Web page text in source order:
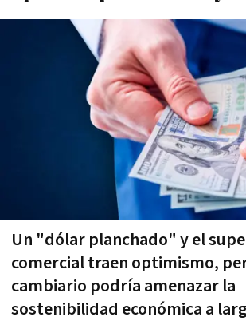
Un "dólar planchado" y el
comercial traen optimismo,
cambiario podría amenazar la
sostenibilidad económica a